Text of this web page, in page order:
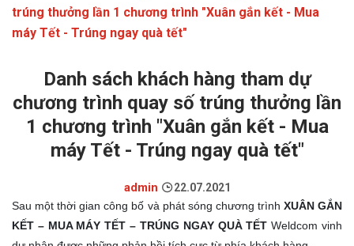
trúng thưởng lần 1 chương trình "Xuân gắn kết - Mua
máy Tết - Trúng ngay quà tết"
Danh sách khách hàng tham dự
chương trình quay số trúng thưởng lần
1 chương trình "Xuân gắn kết - Mua
máy Tết - Trúng ngay quà tết"
admin
22.07.2021
Sau một thời gian công bố và phát sóng chương trình XUÂN GẮN
KẾT – MUA MÁY TẾT – TRÚNG NGAY QUÀ TẾT Weldcom vinh